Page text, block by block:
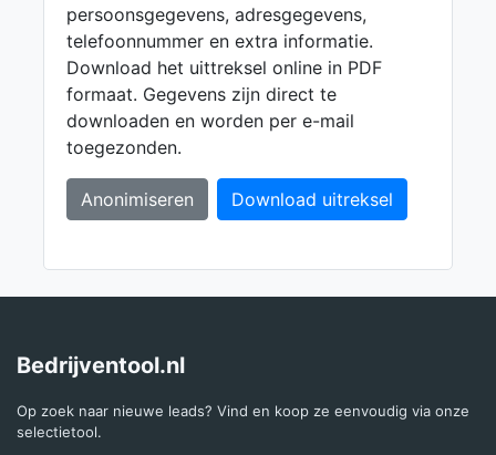
persoonsgegevens, adresgegevens,
telefoonnummer en extra informatie.
Download het uittreksel online in PDF
formaat. Gegevens zijn direct te
downloaden en worden per e-mail
toegezonden.
Anonimiseren Download uitreksel
Bedrijventool.nl
Op zoek naar nieuwe leads? Vind en koop ze eenvoudig via onze
selectietool.